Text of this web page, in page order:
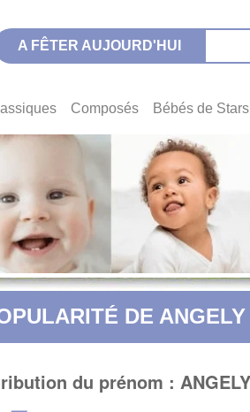
A FÊTER AUJOURD'HUI
Composés Bébés de Stars
DE ANGELY